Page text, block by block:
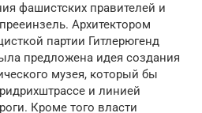
фашистских правителей и
Архитектором
партии Гитлерюгенд
предложена идея создания
музея, который бы
и линией
Кроме того власти